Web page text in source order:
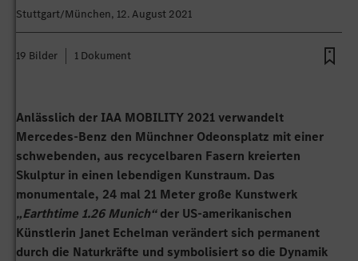
Stuttgart/München, 12. August 2021
19 Bilder 1 Dokument
Anlässlich der IAA MOBILITY 2021 verwandelt
Mercedes-Benz den Münchner Odeonsplatz mit einer
schwebenden, aus recycelbaren Fasern kreierten
Skulptur in einen lebendigen Kunstraum. Das
monumentale, 24 mal 21 Meter große Kunstwerk
„Earthtime 1.26 Munich“der US-amerikanischen
Künstlerin Janet Echelman verändert sich permanent
durch die Naturkräfte und symbolisiert so die Dynamik